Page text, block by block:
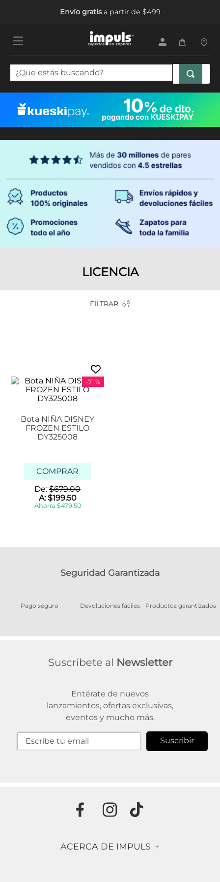
Envío gratisa partir de $499
¿Que estás buscando?
LICENCIA
FILTRAR
-71 %
Bota NIÑA DISNEY
FROZEN ESTILO
DY325008
COMPRAR
De: $679.00
A:$199.50
Ahorra $479.50
Seguridad Garantizada
Pago seguro Devoluciones fáciles Productos garantizados
Suscríbete al Newsletter
Entérate de nuevos
lanzamientos, ofertas exclusivas,
eventos y mucho más.
Suscribir
ACERCA DE IMPULS +
1.
tenis mujer
botas mujer
5. tenis niña